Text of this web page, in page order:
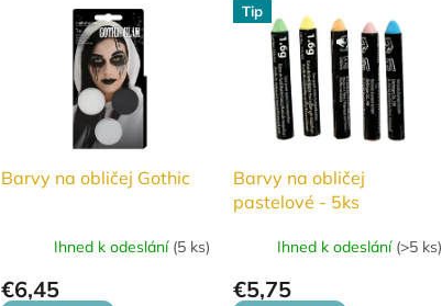
Barvy na obličej Gothic
Ihned k odeslání (5 ks)
€6,45
Tip
Barvy na obličej
pastelové - 5ks
Ihned k odeslání (>5 ks)
€5,75